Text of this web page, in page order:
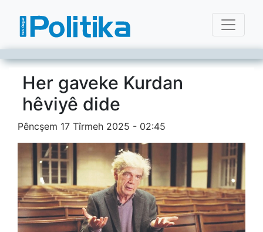
Her gaveke Kurdan
hêviyê dide
Pêncşem 17 Tîrmeh 2025 - 02:45